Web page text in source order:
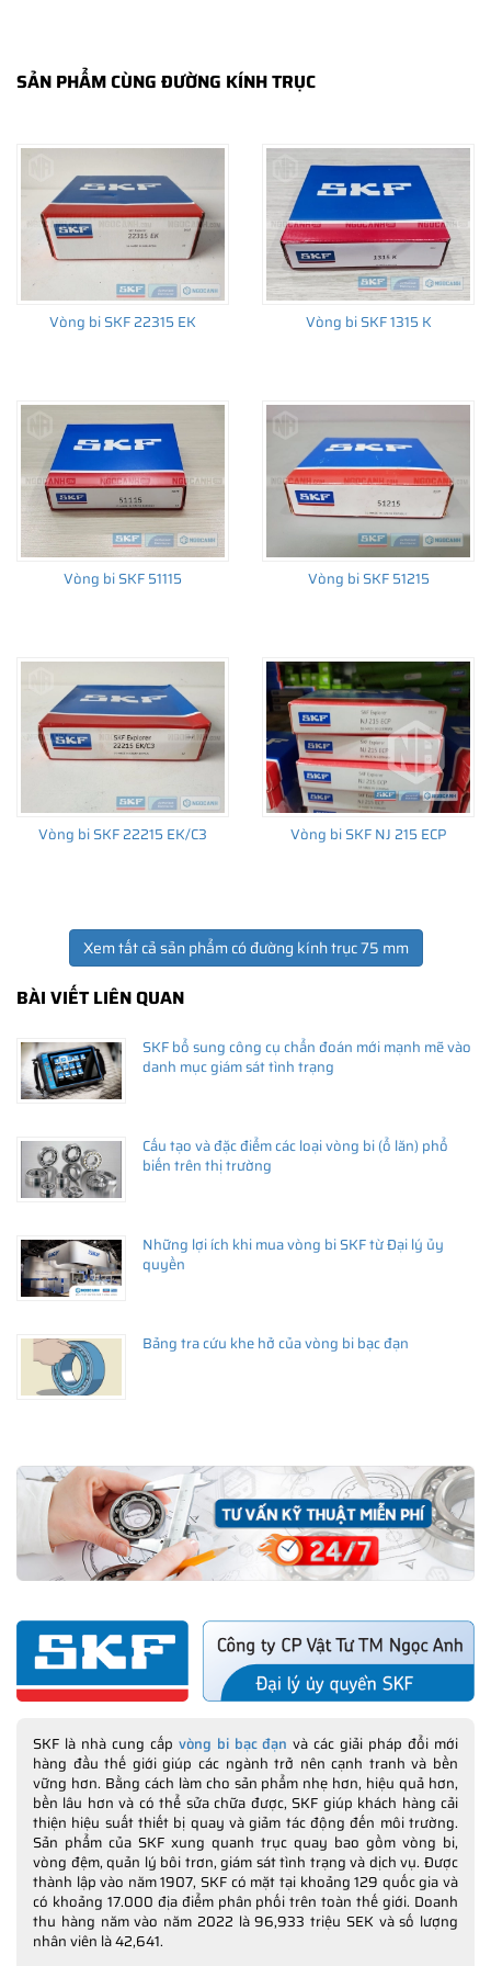
•
Xuất xứ vòng bi SKF chính hãng ở đâu?
Chất lượng vòng bi SKF chính hãng
SẢN PHẨM CÙNG ĐƯỜNG KÍNH TRỤC
Vòng bi SKF 22315 EK Vòng bi SKF 1315 K
Vòng bi SKF 51115 Vòng bi SKF 51215
Vòng bi SKF 22215 EK/C3 Vòng bi SKF NJ 215 ECP
Xem tất cả sản phẩm có đường kính trục 75 mm
BÀI VIẾT LIÊN QUAN
SKF bổ sung công cụ chẩn đoán mới mạnh mẽ vào
danh mục giám sát tình trạng
Cấu tạo và đặc điểm các loại vòng bi (ổ lăn) phổ
biến trên thị trường
Những lợi ích khi mua vòng bi SKF từ Đại lý ủy
quyền
Bảng tra cứu khe hở của vòng bi bạc đạn
SKF là nhà cung cấp vòng bi bạc đạn và các giải pháp đổi mới
hàng đầu thế giới giúp các ngành trở nên cạnh tranh và bền
vững hơn. Bằng cách làm cho sản phẩm nhẹ hơn, hiệu quả hơn,
bền lâu hơn và có thể sửa chữa được, SKF giúp khách hàng cải
thiện hiệu suất thiết bị quay và giảm tác động đến môi trường.
Sản phẩm của SKF xung quanh trục quay bao gồm vòng bi,
vòng đệm, quản lý bôi trơn, giám sát tình trạng và dịch vụ. Được
thành lập vào năm 1907, SKF có mặt tại khoảng 129 quốc gia và
có khoảng 17.000 địa điểm phân phối trên toàn thế giới. Doanh
thu hàng năm vào năm 2022 là 96,933 triệu SEK và số lượng
nhân viên là 42,641.